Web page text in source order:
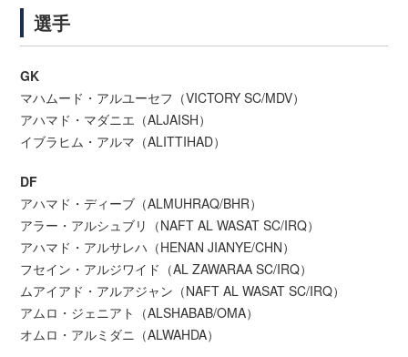
選手
GK
マハムード・アルユーセフ（VICTORY SC/MDV）
アハマド・マダニエ（ALJAISH）
イブラヒム・アルマ（ALITTIHAD）
DF
アハマド・ディーブ（ALMUHRAQ/BHR）
アラー・アルシュブリ（NAFT AL WASAT SC/IRQ）
アハマド・アルサレハ（HENAN JIANYE/CHN）
フセイン・アルジワイド（AL ZAWARAA SC/IRQ）
ムアイアド・アルアジャン（NAFT AL WASAT SC/IRQ）
アムロ・ジェニアト（ALSHABAB/OMA）
オムロ・アルミダニ（ALWAHDA）